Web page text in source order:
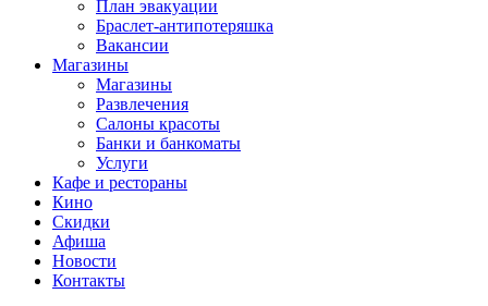
План эвакуации
Браслет-антипотеряшка
Вакансии
Магазины
Магазины
Развлечения
Салоны красоты
Банки и банкоматы
Услуги
Кафе и рестораны
Кино
Скидки
Афиша
Новости
Контакты